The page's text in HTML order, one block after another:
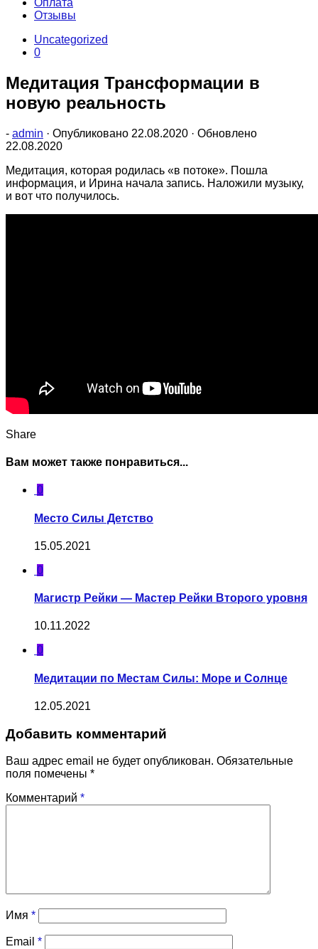
Оплата
Отзывы
Uncategorized
0
Медитация Трансформации в
новую реальность
- admin · Опубликовано 22.08.2020 · Обновлено
22.08.2020
Медитация, которая родилась «в потоке». Пошла
информация, и Ирина начала запись. Наложили музыку,
и вот что получилось.
Share
Вам может также понравиться...
0
Место Силы Детство
15.05.2021
0
Магистр Рейки — Мастер Рейки Второго уровня
10.11.2022
0
Медитации по Местам Силы: Море и Солнце
12.05.2021
Добавить комментарий
Ваш адрес email не будет опубликован. Обязательные
поля помечены *
Комментарий *
Имя *
Email *